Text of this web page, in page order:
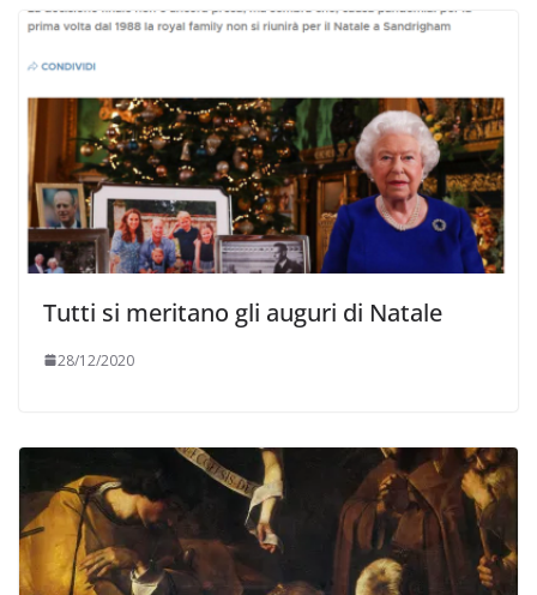
Tutti si meritano gli auguri di Natale
28/12/2020